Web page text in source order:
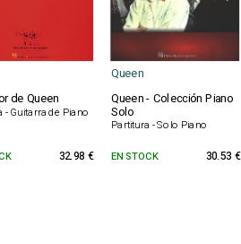
Queen
de Queen
- Guitarra de Piano
Queen - Colección Piano
Solo
Partitura - Solo Piano
32.98 € EN STOCK 30.53 €